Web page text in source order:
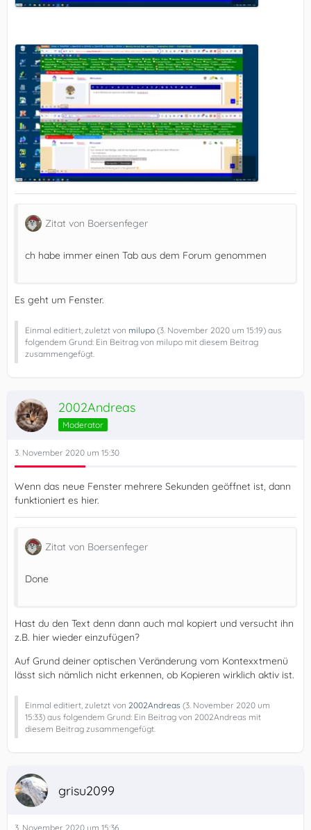
Zitat von Boersenfeger
ch habe immer einen Tab aus dem Forum genommen
Es geht um Fenster.
Einmal editiert, zuletzt von milupo (3. November 2020 um 15:19) aus
folgendem Grund: Ein Beitrag von milupo mit diesem Beitrag
zusammengefügt.
2002Andreas
Moderator
3. November 2020 um 15:30
Wenn das neue Fenster mehrere Sekunden geöffnet ist, dann
funktioniert es hier.
Zitat von Boersenfeger
Done
Hast du den Text denn dann auch mal kopiert und versucht ihn
z.B. hier wieder einzufügen?
Auf Grund deiner optischen Veränderung vom Kontexxtmenü
lässt sich nämlich nicht erkennen, ob Kopieren wirklich aktiv ist.
Einmal editiert, zuletzt von 2002Andreas (3. November 2020 um
15:33) aus folgendem Grund: Ein Beitrag von 2002Andreas mit
diesem Beitrag zusammengefügt.
grisu2099
3. November 2020 um 15:36